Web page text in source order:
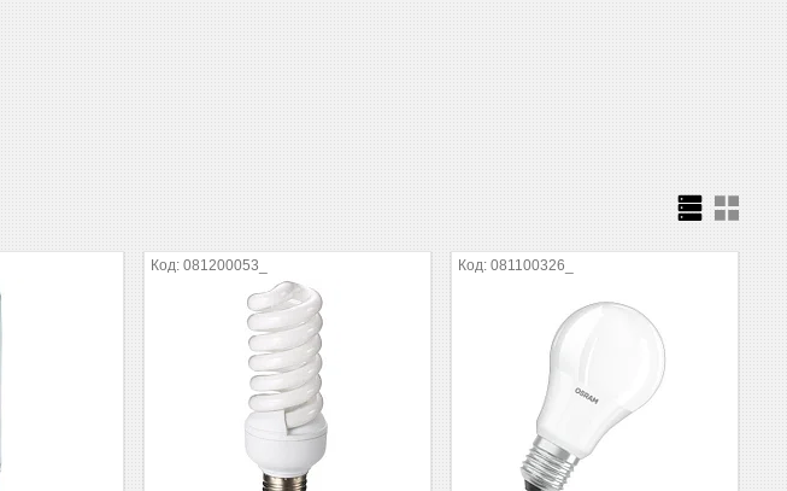
081200053_ 081100326_